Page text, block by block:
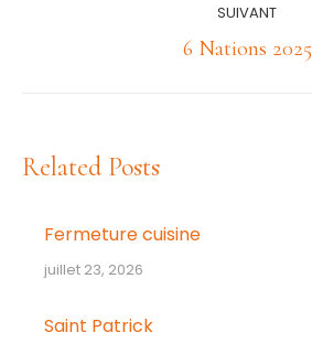
:
SUIVANT
Article
6 Nations 2025
Related Posts
Fermeture cuisine
juillet 23, 2026
Saint Patrick